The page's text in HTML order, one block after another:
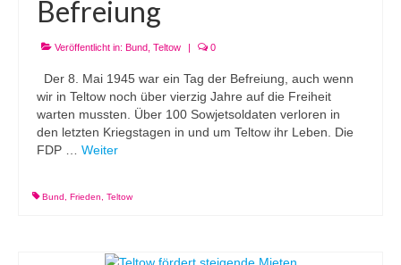
Befreiung
Veröffentlicht in: Bund Teltow | 0
Der 8. Mai 1945 war ein Tag der Befreiung, auch wenn
wir in Teltow noch über vierzig Jahre auf die Freiheit
warten mussten. Über 100 Sowjetsoldaten verloren in
den letzten Kriegstagen in und um Teltow ihr Leben. Die
FDP … Weiter
Bund Frieden Teltow